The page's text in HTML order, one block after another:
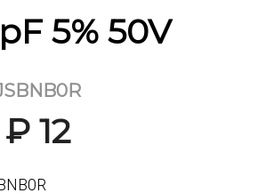
5% 50V
12